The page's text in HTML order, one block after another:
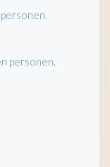
personen.